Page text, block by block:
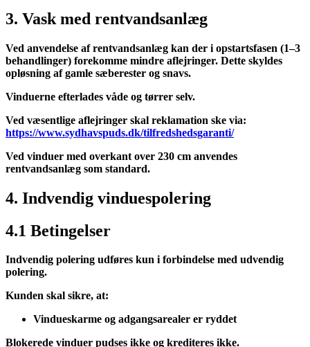
3. Vask med rentvandsanlæg
Ved anvendelse af rentvandsanlæg kan der i opstartsfasen (1–3
behandlinger) forekomme mindre aflejringer. Dette skyldes
opløsning af gamle sæberester og snavs.
Vinduerne efterlades våde og tørrer selv.
Ved væsentlige aflejringer skal reklamation ske via:
https://www.sydhavspuds.dk/tilfredshedsgaranti/
Ved vinduer med overkant over 230 cm anvendes
rentvandsanlæg som standard.
4. Indvendig vinduespolering
4.1 Betingelser
Indvendig polering udføres kun i forbindelse med udvendig
polering.
Kunden skal sikre, at:
Vindueskarme og adgangsarealer er ryddet
Blokerede vinduer pudses ikke og krediteres ikke.